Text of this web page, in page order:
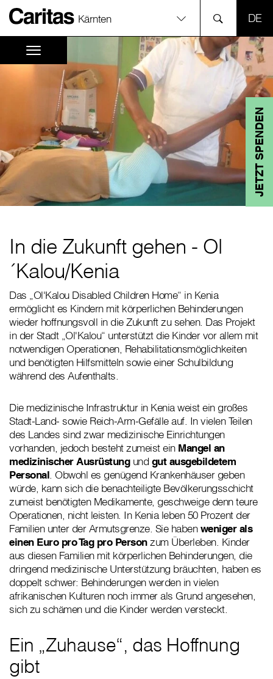
Kärnten
JETZT SPENDEN
In die Zukunft gehen - Ol
´Kalou/Kenia
Das „Ol'Kalou Disabled Children Home“ in Kenia
ermöglicht es Kindern mit körperlichen Behinderungen
wieder hoffnungsvoll in die Zukunft zu sehen. Das Projekt
in der Stadt „Ol'Kalou“ unterstützt die Kinder vor allem mit
notwendigen Operationen, Rehabilitationsmöglichkeiten
und benötigten Hilfsmitteln sowie einer Schulbildung
während des Aufenthalts.
Die medizinische Infrastruktur in Kenia weist ein großes
Stadt-Land- sowie Reich-Arm-Gefälle auf. In vielen Teilen
des Landes sind zwar medizinische Einrichtungen
vorhanden, jedoch besteht zumeist ein Mangel an
medizinischer Ausrüstungund gut ausgebildetem
Personal. Obwohl es genügend Krankenhäuser geben
würde, kann sich die benachteiligte Bevölkerungsschicht
zumeist benötigten Medikamente, geschweige denn teure
Operationen, nicht leisten. In Kenia leben 50 Prozent der
Familien unter der Armutsgrenze. Sie habenweniger als
einen Euro pro Tag pro Personzum Überleben. Kinder
aus diesen Familien mit körperlichen Behinderungen, die
dringend medizinische Unterstützung bräuchten, haben es
doppelt schwer: Behinderungen werden in vielen
afrikanischen Kulturen noch immer als Grund angesehen,
sich zu schämen und die Kinder werden versteckt.
Ein „Zuhause“, das Hoffnung
gibt